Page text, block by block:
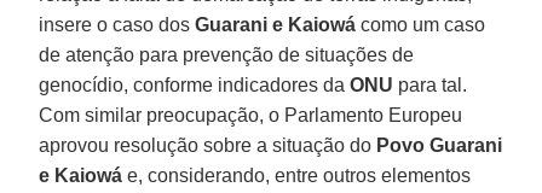
insere o caso dosGuarani e Kaiowá como um caso
de atenção para prevenção de situações de
genocídio, conforme indicadores daONU para tal.
Com similar preocupação, o Parlamento Europeu
aprovou resolução sobre a situação do Povo Guarani
e Kaiowá e, considerando, entre outros elementos